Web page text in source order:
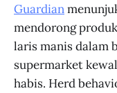
Guardian
mendorong
laris manis dalam
supermarket
habis. Herd